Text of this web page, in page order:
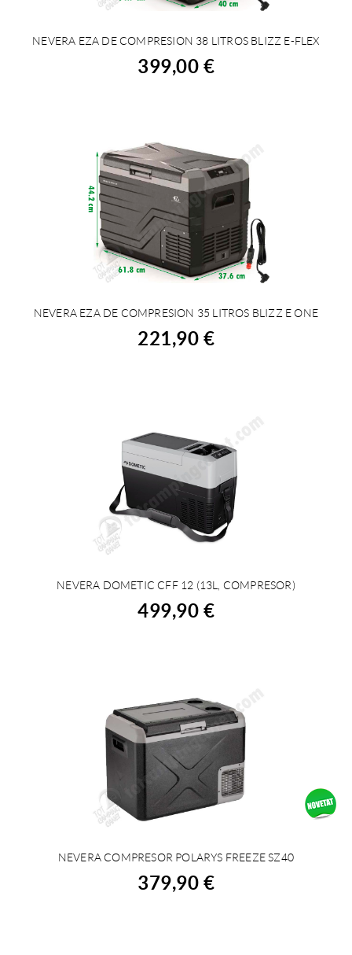
COMPRAR
NEVERA EZA DE COMPRESION 38 LITROS BLIZZ E-FLEX
399,00 €
COMPRAR
NEVERA EZA DE COMPRESION 35 LITROS BLIZZ E ONE
221,90 €
COMPRAR
NEVERA DOMETIC CFF 12 (13L, COMPRESOR)
499,90 €
COMPRAR
NEVERA COMPRESOR POLARYS FREEZE SZ40
379,90 €